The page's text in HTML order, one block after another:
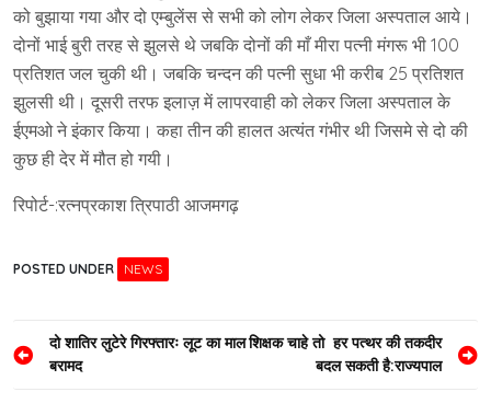
को बुझाया गया और दो एम्बुलेंस से सभी को लोग लेकर जिला अस्पताल आये।
दोनों भाई बुरी तरह से झुलसे थे जबकि दोनों की माँ मीरा पत्नी मंगरू भी 100
प्रतिशत जल चुकी थी। जबकि चन्दन की पत्नी सुधा भी करीब 25 प्रतिशत
झुलसी थी। दूसरी तरफ इलाज़ में लापरवाही को लेकर जिला अस्पताल के
ईएमओ ने इंकार किया। कहा तीन की हालत अत्यंत गंभीर थी जिसमे से दो की
कुछ ही देर में मौत हो गयी।
रिपोर्ट-:रत्नप्रकाश त्रिपाठी आजमगढ़
POSTED UNDER NEWS
Post
navigation
दो शातिर लुटेरे गिरफ्तारः लूट का माल
बरामद
शिक्षक चाहे तो हर पत्थर की तकदीर
बदल सकती है:राज्यपाल